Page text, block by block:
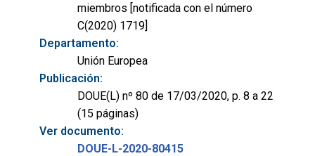
miembros [notificada con el número
C(2020) 1719]
Departamento:
Unión Europea
Publicación:
DOUE(L) nº 80 de 17/03/2020, p. 8 a 22
(15 páginas)
Ver documento:
DOUE-L-2020-80415